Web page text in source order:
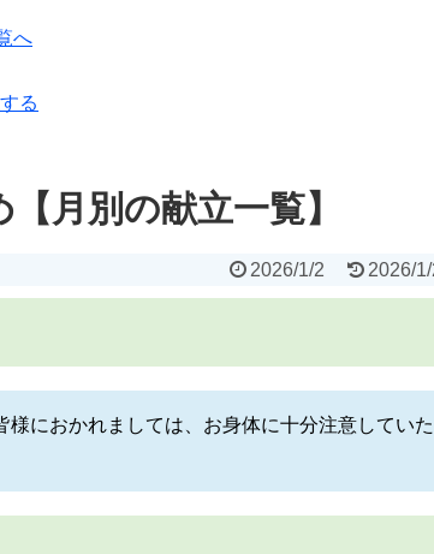
へ
る
月別の献立一覧】
2026/1/2 2026/
におかれましては、お身体に十分注意していた